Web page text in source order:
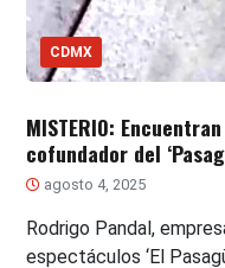
CDMX
MISTERIO:
cofundador del
agosto 4, 2025
Rodrigo Pandal,
espectáculos ‘El